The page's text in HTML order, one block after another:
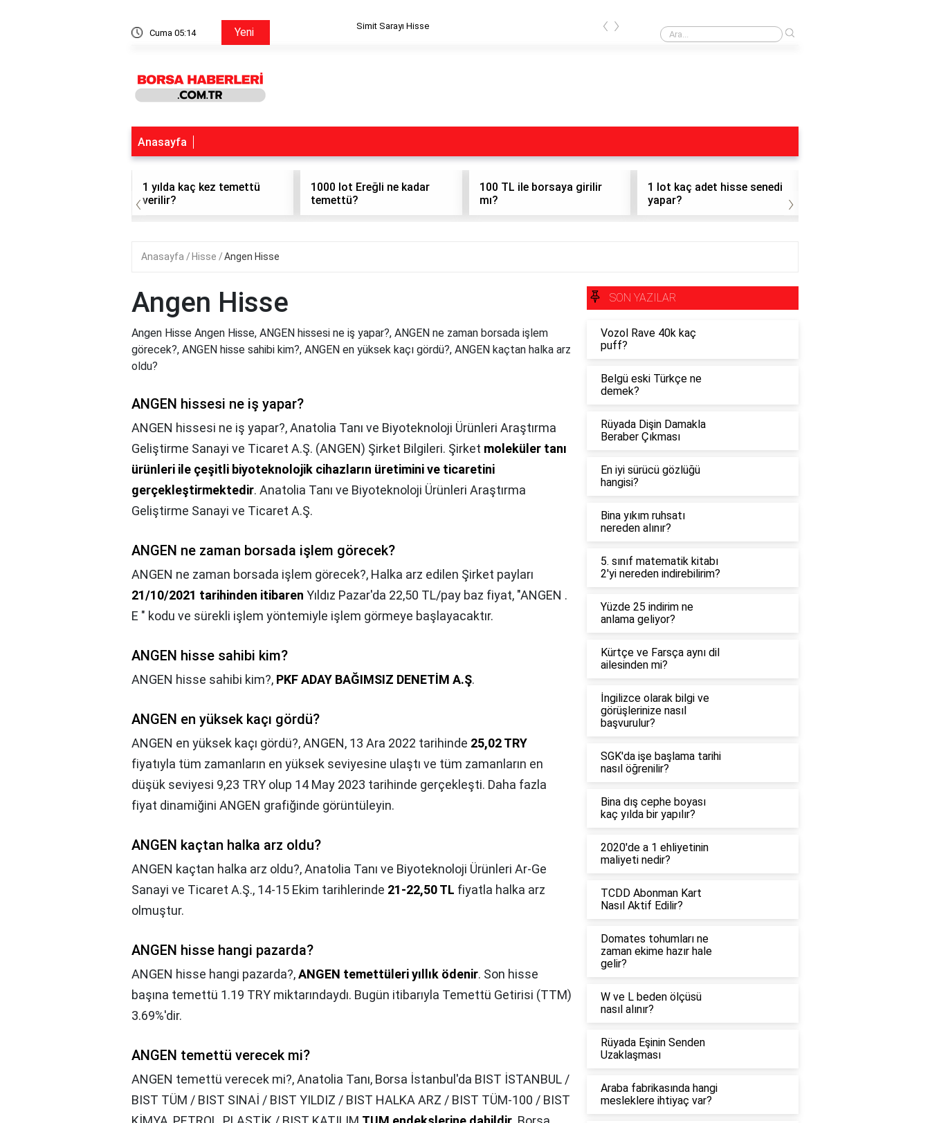
Cuma 05:14 Yeni Simit Sarayı Hisse Dohol Hisse
‹ ›
Anasayfa
1 yılda kaç kez temettü
verilir?
1000 lot Ereğli ne kadar
temettü?
100 TL ile borsaya girilir
mı?
1 lot kaç adet hisse senedi
yapar?
‹ ›
Anasayfa Hisse Angen Hisse
Angen Hisse
Angen Hisse Angen Hisse, ANGEN hissesi ne iş yapar?, ANGEN ne zaman borsada işlem
görecek?, ANGEN hisse sahibi kim?, ANGEN en yüksek kaçı gördü?, ANGEN kaçtan halka arz
oldu?
ANGEN hissesi ne iş yapar?
ANGEN hissesi ne iş yapar?,Anatolia Tanı ve Biyoteknoloji Ürünleri Araştırma
Geliştirme Sanayi ve Ticaret A.Ş. (ANGEN) Şirket Bilgileri. Şirket moleküler tanı
ürünleri ile çeşitli biyoteknolojik cihazların üretimini ve ticaretini
gerçekleştirmektedir. Anatolia Tanı ve Biyoteknoloji Ürünleri Araştırma
Geliştirme Sanayi ve Ticaret A.Ş.
ANGEN ne zaman borsada işlem görecek?
ANGEN ne zaman borsada işlem görecek?, Halka arz edilen Şirket payları
21/10/2021 tarihinden itibaren Yıldız Pazar'da 22,50 TL/pay baz fiyat, "ANGEN .
E " kodu ve sürekli işlem yöntemiyle işlem görmeye başlayacaktır.
ANGEN hisse sahibi kim?
ANGEN hisse sahibi kim?, PKF ADAY BAĞIMSIZ DENETİM A.Ş.
ANGEN en yüksek kaçı gördü?
ANGEN en yüksek kaçı gördü?,ANGEN, 13 Ara 2022 tarihinde 25,02 TRY
fiyatıyla tüm zamanların en yüksek seviyesine ulaştı ve tüm zamanların en
düşük seviyesi 9,23 TRY olup 14 May 2023 tarihinde gerçekleşti. Daha fazla
fiyat dinamiğini ANGEN grafiğinde görüntüleyin.
ANGEN kaçtan halka arz oldu?
ANGEN kaçtan halka arz oldu?,Anatolia Tanı ve Biyoteknoloji Ürünleri Ar-Ge
Sanayi ve Ticaret A.Ş., 14-15 Ekim tarihlerinde 21-22,50 TL fiyatla halka arz
olmuştur.
ANGEN hisse hangi pazarda?
ANGEN hisse hangi pazarda?,ANGEN temettüleri yıllık ödenir. Son hisse
başına temettü 1.19 TRY miktarındaydı. Bugün itibarıyla Temettü Getirisi (TTM)
3.69%'dir.
ANGEN temettü verecek mi?
ANGEN temettü verecek mi?,Anatolia Tanı, Borsa İstanbul'da BIST İSTANBUL /
BIST TÜM / BIST SINAİ / BIST YILDIZ / BIST HALKA ARZ / BIST TÜM-100 / BIST
SON YAZILAR
Vozol Rave 40k kaç
puff?
Belgü eski Türkçe ne
demek?
Rüyada Dişin Damakla
Beraber Çıkması
En iyi sürücü gözlüğü
hangisi?
Bina yıkım ruhsatı
nereden alınır?
5. sınıf matematik kitabı
2'yi nereden indirebilirim?
Yüzde 25 indirim ne
anlama geliyor?
Kürtçe ve Farsça aynı dil
ailesinden mi?
İngilizce olarak bilgi ve
görüşlerinize nasıl
başvurulur?
SGK'da işe başlama tarihi
nasıl öğrenilir?
Bina dış cephe boyası
kaç yılda bir yapılır?
2020'de a 1 ehliyetinin
maliyeti nedir?
TCDD Abonman Kart
Nasıl Aktif Edilir?
Domates tohumları ne
zaman ekime hazır hale
gelir?
W ve L beden ölçüsü
nasıl alınır?
Rüyada Eşinin Senden
Uzaklaşması
Araba fabrikasında hangi
mesleklere ihtiyaç var?